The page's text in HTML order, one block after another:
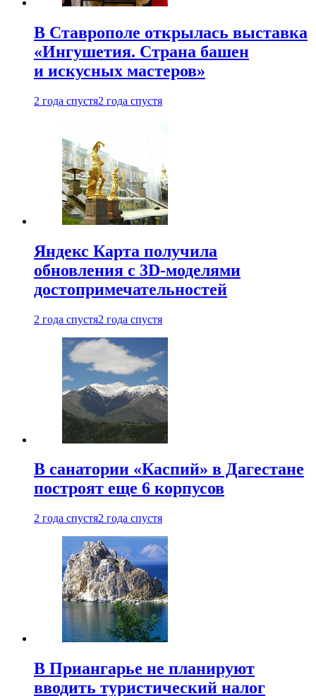
В Ставрополе открылась выставка
«Ингушетия. Страна башен
и искусных мастеров»
2 года спустя2 года спустя
Яндекс Карта получила
обновления с 3D-моделями
достопримечательностей
2 года спустя2 года спустя
В санатории «Каспий» в Дагестане
построят еще 6 корпусов
2 года спустя2 года спустя
В Приангарье не планируют
вводить туристический налог